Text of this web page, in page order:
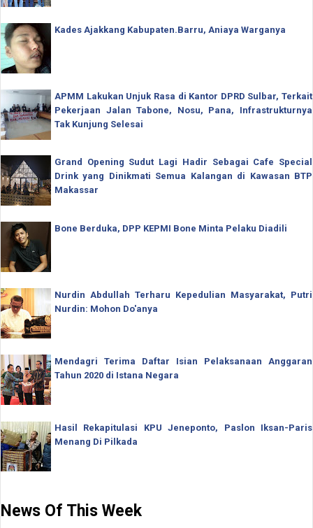
Kades Ajakkang Kabupaten.Barru, Aniaya Warganya
APMM Lakukan Unjuk Rasa di Kantor DPRD Sulbar, Terkait
Pekerjaan Jalan Tabone, Nosu, Pana, Infrastrukturnya
Tak Kunjung Selesai
Grand Opening Sudut Lagi Hadir Sebagai Cafe Special
Drink yang Dinikmati Semua Kalangan di Kawasan BTP
Makassar
Bone Berduka, DPP KEPMI Bone Minta Pelaku Diadili
Nurdin Abdullah Terharu Kepedulian Masyarakat, Putri
Nurdin: Mohon Do'anya
Mendagri Terima Daftar Isian Pelaksanaan Anggaran
Tahun 2020 di Istana Negara
Hasil Rekapitulasi KPU Jeneponto, Paslon Iksan-Paris
Menang Di Pilkada
News Of This Week